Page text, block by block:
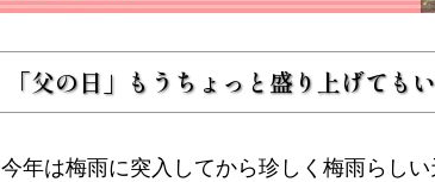
「父の日」もうちょっと盛り上げても
今年は梅雨に突入してから珍しく梅雨らし